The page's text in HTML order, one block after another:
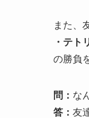
また、
・テト
の勝負
問： な
答： 友